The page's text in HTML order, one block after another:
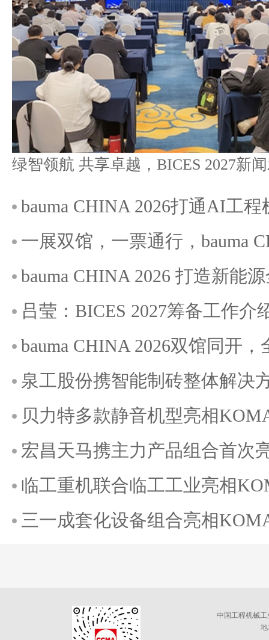
bauma CHINA 2026打通AI工
一展双馆，一票通行，bauma
bauma CHINA 2026 打造新能
吕莹：BICES 2027筹备工作介
bauma CHINA 2026双馆同开
泉工股份携智能制砖整体解决
贝力特多款静音机型亮相
宏昌天马携主力产品组合首次
临工重机联合临工工业亮相
三一成套化设备组合亮相
中国工程机械
地